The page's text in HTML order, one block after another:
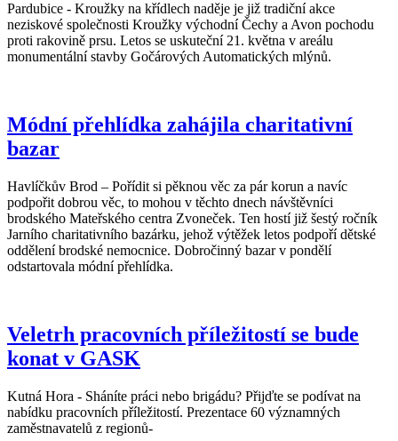
Pardubice - Kroužky na křídlech naděje je již tradiční akce
neziskové společnosti Kroužky východní Čechy a Avon pochodu
proti rakovině prsu. Letos se uskuteční 21. května v areálu
monumentální stavby Gočárových Automatických mlýnů.
Módní přehlídka zahájila charitativní
bazar
Havlíčkův Brod – Pořídit si pěknou věc za pár korun a navíc
podpořit dobrou věc, to mohou v těchto dnech návštěvníci
brodského Mateřského centra Zvoneček. Ten hostí již šestý ročník
Jarního charitativního bazárku, jehož výtěžek letos podpoří dětské
oddělení brodské nemocnice. Dobročinný bazar v pondělí
odstartovala módní přehlídka.
Veletrh pracovních příležitostí se bude
konat v GASK
Kutná Hora - Sháníte práci nebo brigádu? Přijďte se podívat na
nabídku pracovních příležitostí. Prezentace 60 významných
zaměstnavatelů z regionů-